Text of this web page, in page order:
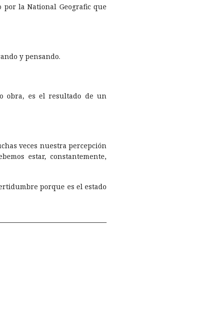
la National Geografic que
y pensando.
obra, es el resultado de un
veces nuestra percepción
estar, constantemente,
porque es el estado